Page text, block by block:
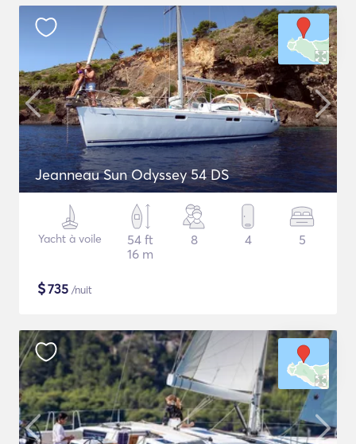
Jeanneau Sun Odyssey 54 DS
Yacht à voile
54 ft
16 m
8 4 5
$735 /nuit